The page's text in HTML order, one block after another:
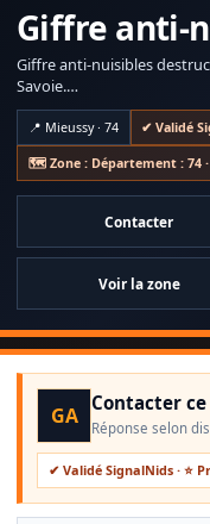
Giffre anti-
Giffre anti-nuisibles
Savoie.
Basé sur la commune de
Certibiocide / certification :
Assurance professionnelle
📍 Mieussy · 74 ✔ Validé
🗺️ Zone : Département : 74 ·
Contacter
Voir la zone
GA Contacter
Réponse selon
✔ Validé SignalNids · ⭐